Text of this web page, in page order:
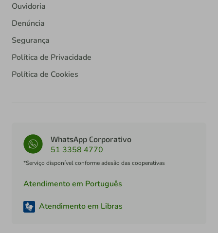
Ouvidoria
Denúncia
Segurança
Política de Privacidade
Política de Cookies
WhatsApp Corporativo
51 3358 4770
*Serviço disponível conforme adesão das cooperativas
Atendimento em Português
Atendimento em Libras